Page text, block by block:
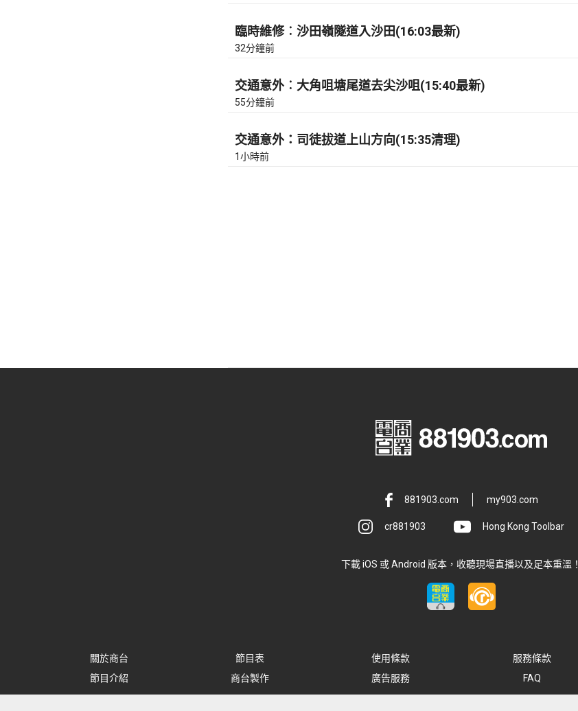
臨時維修︰沙田嶺隧道入沙田(16:03最新)
32分鐘前
交通意外︰大角咀塘尾道去尖沙咀(15:40最新)
55分鐘前
交通意外：司徒拔道上山方向(15:35清理)
1小時前
881903.com my903.com
cr881903 Hong Kong Toolbar
下載 iOS 或 Android 版本，收聽現場直播以及足本重溫！
關於商台 節目表 使用條款 服務條款
節目介紹
商台製作 廣告服務 FAQ